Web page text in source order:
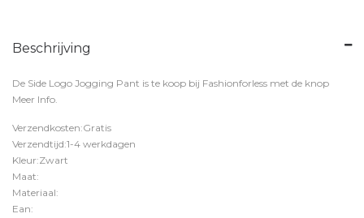
Beschrijving
De Side Logo Jogging Pant is te koop bij Fashionforless met de knop
Meer Info.
Verzendkosten:Gratis
Verzendtijd:1-4 werkdagen
Kleur:Zwart
Maat:
Materiaal:
Ean: